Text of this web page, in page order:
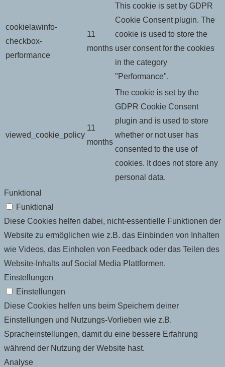
cookielawinfo-
checkbox-
performance
11
months
This cookie is set by GDPR
Cookie Consent plugin. The
cookie is used to store the
user consent for the cookies
in the category
"Performance".
viewed_cookie_policy
11
months
The cookie is set by the
GDPR Cookie Consent
plugin and is used to store
whether or not user has
consented to the use of
cookies. It does not store any
personal data.
Funktional
Funktional
Diese Cookies helfen dabei, nicht-essentielle Funktionen der
Website zu ermöglichen wie z.B. das Einbinden von Inhalten
wie Videos, das Einholen von Feedback oder das Teilen des
Website-Inhalts auf Social Media Plattformen.
Einstellungen
Einstellungen
Diese Cookies helfen uns beim Speichern deiner
Einstellungen und Nutzungs-Vorlieben wie z.B.
Spracheinstellungen, damit du eine bessere Erfahrung
während der Nutzung der Website hast.
Analyse